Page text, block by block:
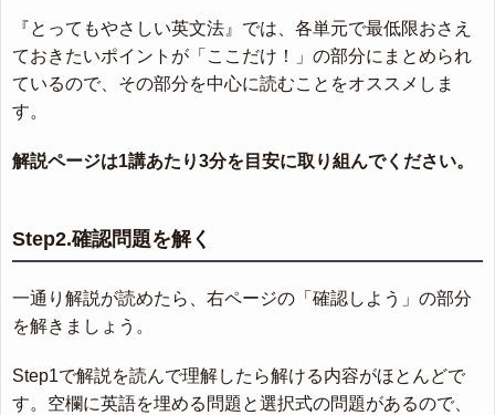
『とってもやさしい英文法』では、各単元で最低限おさえ
ておきたいポイントが「ここだけ！」の部分にまとめられ
ているので、その部分を中心に読むことをオススメしま
す。
解説ページは1講あたり3分を目安に取り組んでください。
Step2.確認問題を解く
一通り解説が読めたら、右ページの「確認しよう」の部分
を解きましょう。
Step1で解説を読んで理解したら解ける内容がほとんどで
す。空欄に英語を埋める問題と選択式の問題があるので、